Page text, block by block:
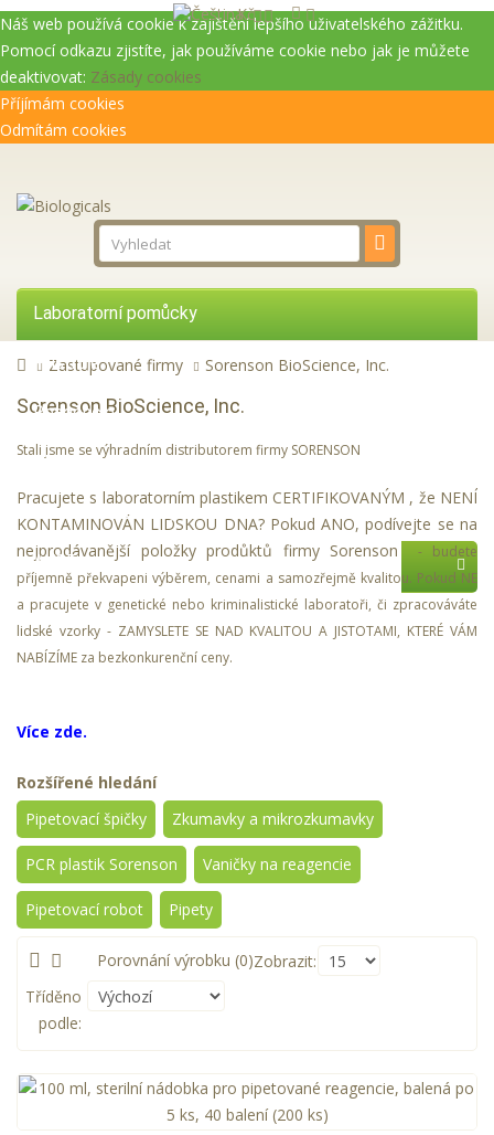
Náš web používá cookie k zajištění lepšího uživatelského zážitku.
Pomocí odkazu zjistíte, jak používáme cookie nebo jak je můžete
deaktivovat: Zásady cookies
Příjímám cookies
Odmítám cookies
Laboratorní pomůcky
Přístroje
Reagencie
Služby
Zastupované firmy
AKCE
Kč
Zastupované firmy Sorenson BioScience, Inc.
Sorenson BioScience, Inc.
Stali jsme se výhradním distributorem firmy SORENSON
Pracujete s laboratorním plastikem CERTIFIKOVANÝM , že NENÍ
KONTAMINOVÁN LIDSKOU DNA? Pokud ANO, podívejte se na
nejprodávanější položky prodůktů firmy Sorenson
- budete
příjemně překvapeni výběrem, cenami a samozřejmě kvalitou. Pokud NE
a pracujete v genetické nebo kriminalistické laboratoři, či zpracováváte
lidské vzorky - ZAMYSLETE SE NAD KVALITOU A JISTOTAMI, KTERÉ VÁM
NABÍZÍME za bezkonkurenční ceny.
Více zde.
Rozšířené hledání
Pipetovací špičky
Zkumavky a mikrozkumavky
PCR plastik Sorenson Vaničky na reagencie
Pipetovací robot Pipety
Porovnání výrobku (0)Zobrazit:
Tříděno
podle: